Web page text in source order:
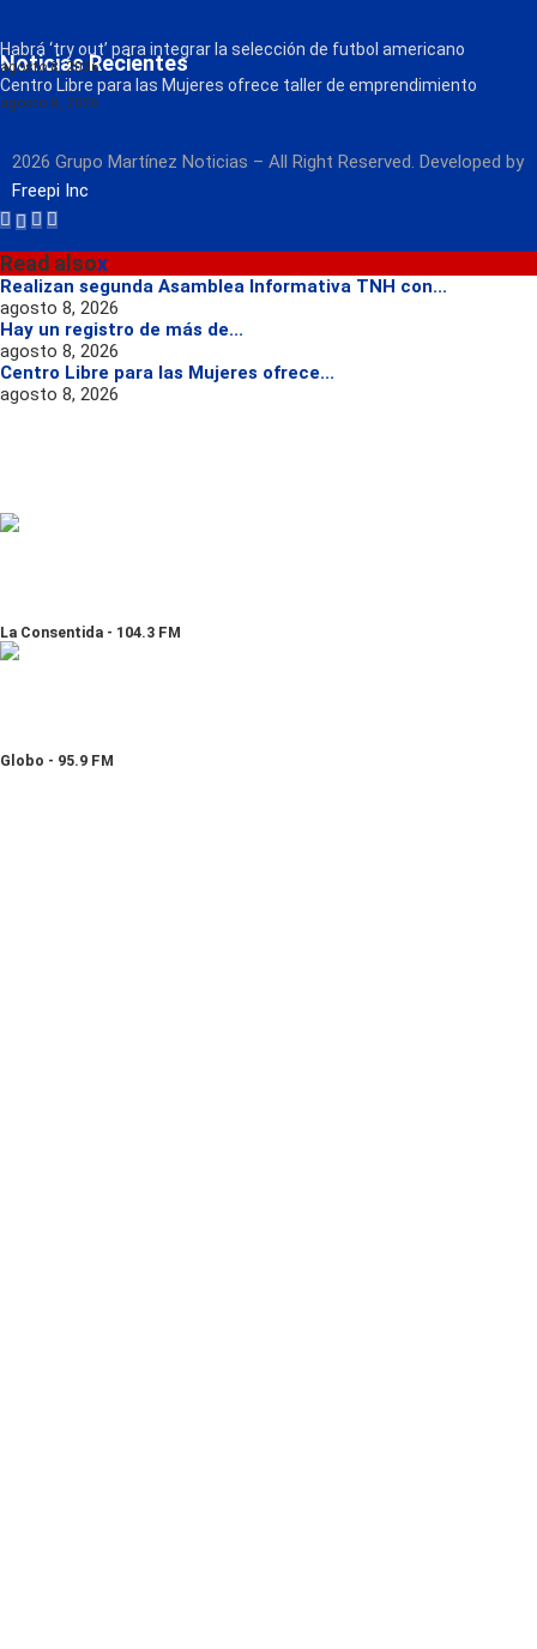
Radio
Noticias Recientes
Habrá ‘try out’ para integrar la selección de futbol americano
agosto 8, 2026
Centro Libre para las Mujeres ofrece taller de emprendimiento
agosto 8, 2026
2026 Grupo Martínez Noticias – All Right Reserved. Developed by
Freepi Inc
Read alsox
Realizan segunda Asamblea Informativa TNH con...
agosto 8, 2026
Hay un registro de más de...
agosto 8, 2026
Centro Libre para las Mujeres ofrece...
agosto 8, 2026
La Consentida - 104.3 FM
Globo - 95.9 FM